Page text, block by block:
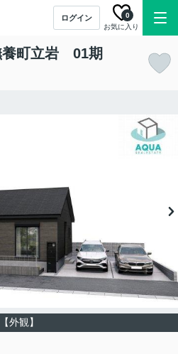
ログイン
お気に入り
0
養町立岩 01期
【外観】